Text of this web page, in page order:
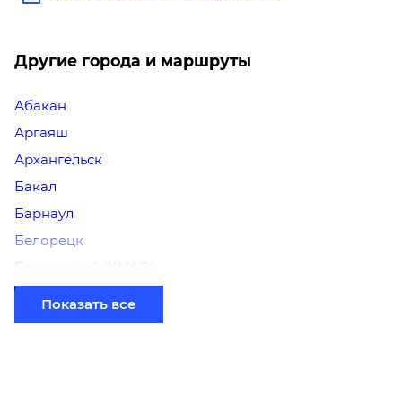
Другие города и маршруты
Абакан
Аргаяш
Архангельск
Бакал
Барнаул
Белорецк
Белоярский (ХМАО)
Березники
Бийск
Показать все